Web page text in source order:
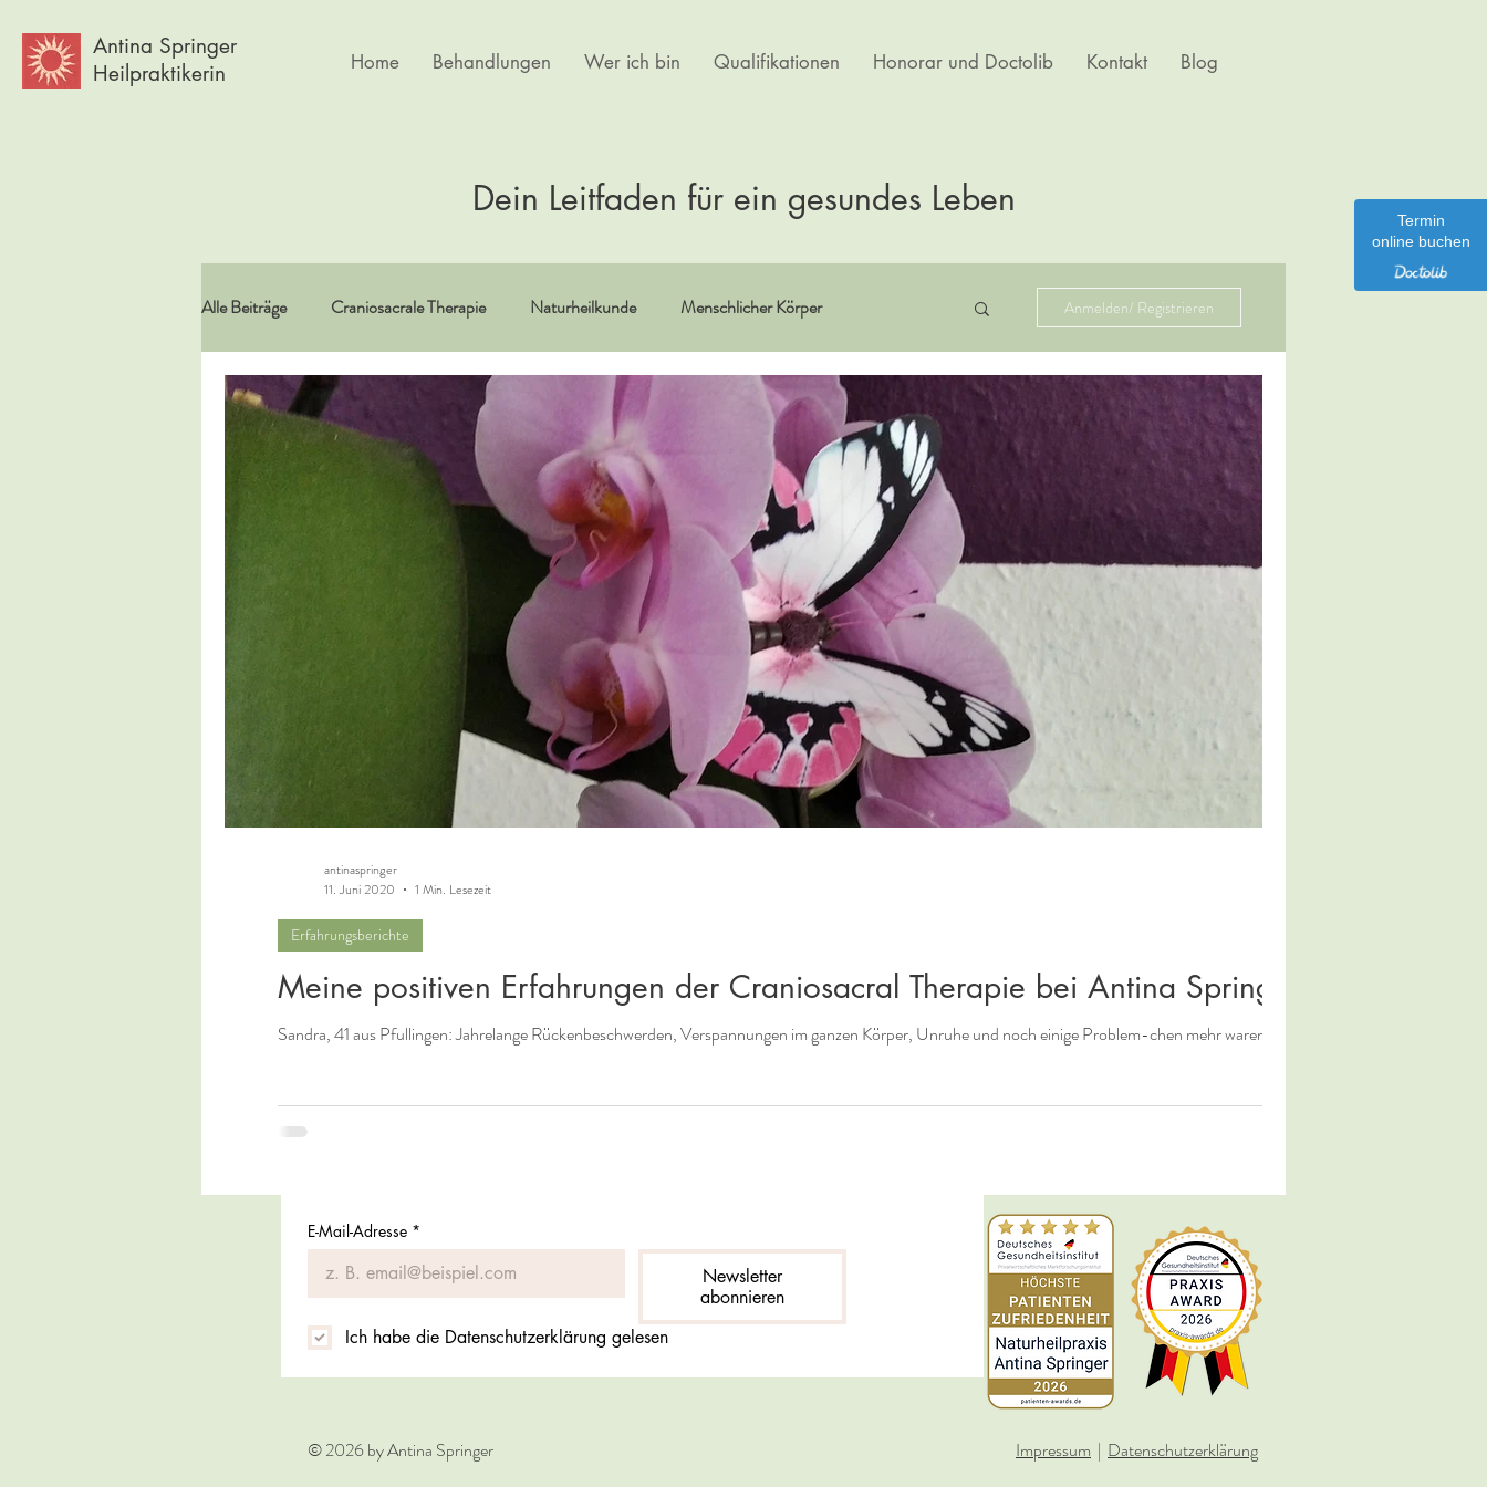
Termin
online buchen
Antina Springer
Heilpraktikerin
Home Behandlungen Wer ich bin Qualifikationen Honorar und Doctolib Kontakt Blog
Dein Leitfaden für ein gesundes Leben
Alle Beiträge Craniosacrale Therapie Naturheilkunde Menschlicher Körper
Vitamine/Spurenelemente Spiritualität Erfahrungsberichte Buchempfehlungen
Psychlogie Körpertherapie Kultur
Anmelden/ Registrieren
Meine positiven Erfahrungen der Craniosacral Therapie bei Antina Springer
Sandra, 41 aus Pfullingen: Jahrelange Rückenbeschwerden, Verspannungen im ganzen Körper, Unruhe und noch einige Problem-chen mehr waren...
Erfahrungsberichte
antinaspringer
11. Juni 2020
1 Min. Lesezeit
E-Mail-Adresse *
Newsletter
abonnieren
Ich habe die Datenschutzerklärung gelesen
© 2026 by Antina Springer Impressum | Datenschutzerklärung